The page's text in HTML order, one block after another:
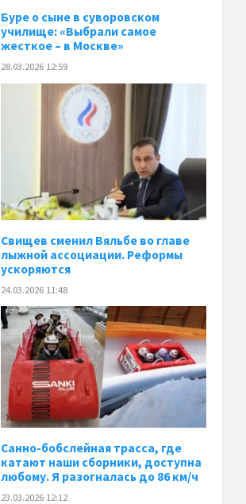
Буре о сыне в суворовском
училище: «Выбрали самое
жесткое – в Москве»
28.03.2026 12:59
Свищев сменил Вяльбе во главе
лыжной ассоциации. Реформы
ускоряются
24.03.2026 11:48
Санно-бобслейная трасса, где
катают наши сборники, доступна
любому. Я разогналась до 86 км/ч
23.03.2026 12:12